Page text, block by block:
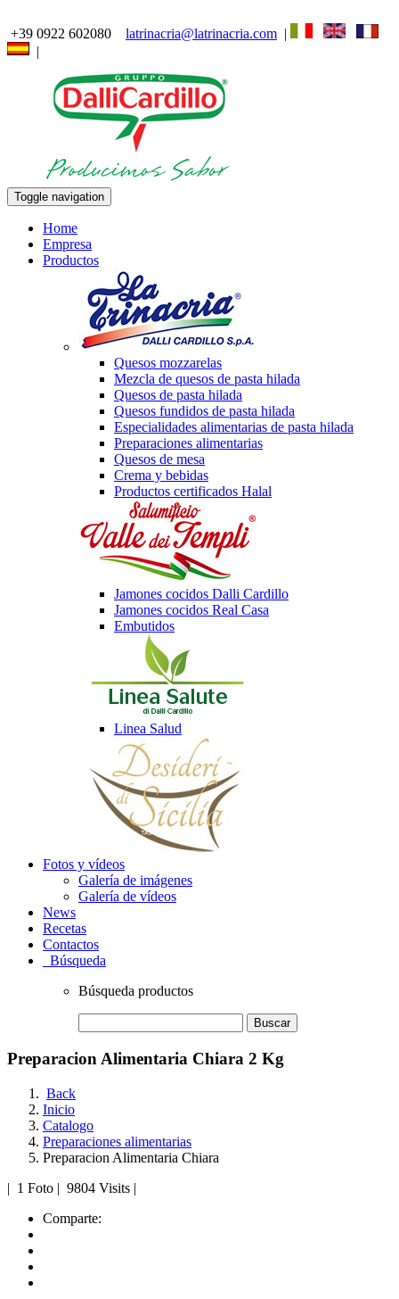
+39 0922 602080 latrinacria@latrinacria.com |
|
Toggle navigation
Home
Empresa
Productos
Quesos mozzarelas
Mezcla de quesos de pasta hilada
Quesos de pasta hilada
Quesos fundidos de pasta hilada
Especialidades alimentarias de pasta hilada
Preparaciones alimentarias
Quesos de mesa
Crema y bebidas
Productos certificados Halal
Jamones cocidos Dalli Cardillo
Jamones cocidos Real Casa
Embutidos
Linea Salud
Fotos y vídeos
Galería de imágenes
Galería de vídeos
News
Recetas
Contactos
Búsqueda
Búsqueda productos
Buscar
Preparacion Alimentaria Chiara 2 Kg
Back
Inicio
Catalogo
Preparaciones alimentarias
Preparacion Alimentaria Chiara
| 1 Foto | 9804 Visits |
Comparte: